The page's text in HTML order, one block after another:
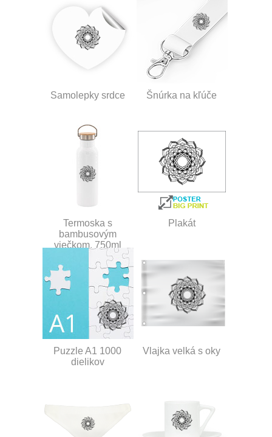
Samolepky srdce Šnúrka na kľúče
Termoska s
bambusovým
viečkom, 750ml
Plakát
Puzzle A1 1000
dielikov
Vlajka velká s oky